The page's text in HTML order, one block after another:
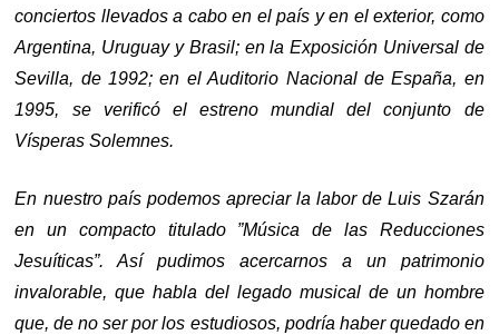
conciertos llevados a cabo en el país y en el exterior, como
Argentina, Uruguay y Brasil; en la Exposición Universal de
Sevilla, de 1992; en el Auditorio Nacional de España, en
1995, se verificó el estreno mundial del conjunto de
Vísperas Solemnes.
En nuestro país podemos apreciar la labor de Luis Szarán
en un compacto titulado ”Música de las Reducciones
Jesuíticas”. Así pudimos acercarnos a un patrimonio
invalorable, que habla del legado musical de un hombre
que, de no ser por los estudiosos, podría haber quedado en